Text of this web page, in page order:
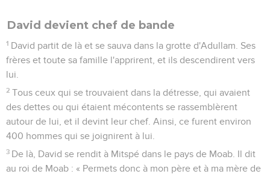
David devient chef de bande
1 David partit de là et se sauva dans la grotte d'Adullam. Ses
frères et toute sa famille l'apprirent, et ils descendirent vers
lui.
2 Tous ceux qui se trouvaient dans la détresse, qui avaient
des dettes ou qui étaient mécontents se rassemblèrent
autour de lui, et il devint leur chef. Ainsi, ce furent environ
400 hommes qui se joignirent à lui.
3 De là, David se rendit à Mitspé dans le pays de Moab. Il dit
au roi de Moab : « Permets donc à mon père et à ma mère de